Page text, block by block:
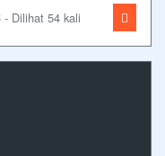
Dilihat 54 kali